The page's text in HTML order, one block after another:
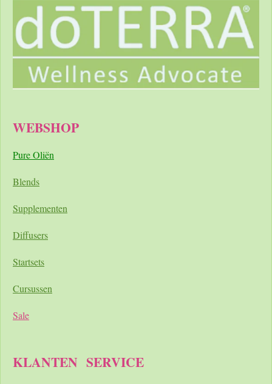
WEBSHOP
Pure Oliën
Blends
Supplementen
Diffusers
Startsets
Cursussen
Sale
KLANTEN SERVICE